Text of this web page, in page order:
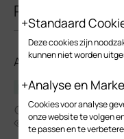
Related
AP8635-
Release Note
04-09-2026
2014
Standaard
Deze cookies zijn
kunnen niet worden
Analyse en
Cookies voor analyse
onze website te volgen
te passen en te